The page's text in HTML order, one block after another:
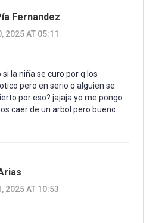
Fernandez
2025 AT 05:11
la niña se curo por q los
pero en serio q alguien se
por eso? jajaja yo me pongo
caer de un arbol pero bueno
2025 AT 10:53